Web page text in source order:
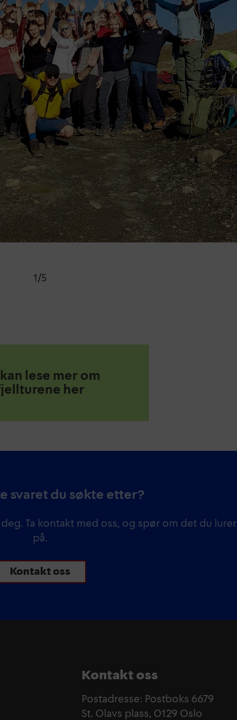
1/5
lese mer om
her
svaret du søkte etter?
Ta kontakt med oss, og spør om det du lurer
på.
Kontakt oss
Kontakt oss
Postadresse: Postboks 6679
St. Olavs plass, 0129 Oslo